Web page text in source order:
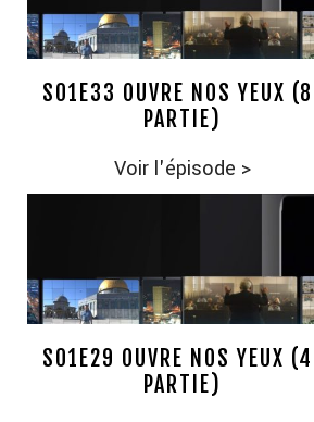
S01E33 OUVRE NOS YEUX
PARTIE)
Voir l'épisode >
S01E29 OUVRE NOS YEUX
PARTIE)